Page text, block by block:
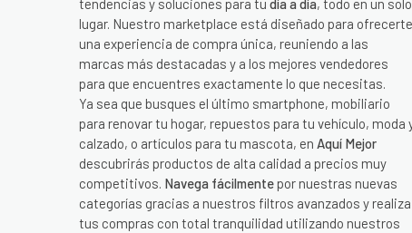
tendencias y soluciones para tu día a día, todo en un solo
lugar. Nuestro marketplace está diseñado para ofrecerte
una experiencia de compra única, reuniendo a las
marcas más destacadas y a los mejores vendedores
para que encuentres exactamente lo que necesitas.
Ya sea que busques el último smartphone, mobiliario
para renovar tu hogar, repuestos para tu vehículo, moda
calzado, o artículos para tu mascota, en Aquí Mejor
descubrirás productos de alta calidad a precios muy
competitivos. Navega fácilmente por nuestras nuevas
categorías gracias a nuestros filtros avanzados y realiza
tus compras con total tranquilidad utilizando nuestros